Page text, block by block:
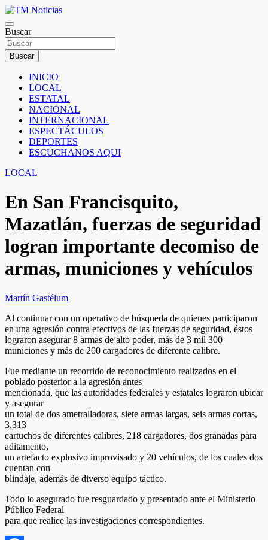
Saltar
al
contenido
TM Noticias
TM Noticias
Buscar
Buscar
INICIO
LOCAL
ESTATAL
NACIONAL
INTERNACIONAL
ESPECTÁCULOS
DEPORTES
ESCUCHANOS AQUI
LOCAL
En San Francisquito,
Mazatlán, fuerzas de seguridad
logran importante decomiso de
armas, municiones y vehículos
Martín Gastélum
Al continuar con un operativo de búsqueda de quienes participaron
en una agresión contra efectivos de las fuerzas de seguridad, éstos
lograron asegurar 8 armas de alto poder, más de 3 mil 300
municiones y más de 200 cargadores de diferente calibre.
Fue mediante un recorrido de reconocimiento realizados en el
poblado posterior a la agresión antes
mencionada, que las autoridades federales y estatales lograron ubicar
y asegurar
un total de dos ametralladoras, siete armas largas, seis armas cortas,
3,313
cartuchos de diferentes calibres, 218 cargadores, dos granadas para
aditamento,
un artefacto explosivo improvisado y 20 vehículos, de los cuales dos
cuentan con
blindaje, además de diverso equipo táctico.
Todo lo asegurado fue resguardado y presentado ante el Ministerio
Público Federal
para que realice las investigaciones correspondientes.